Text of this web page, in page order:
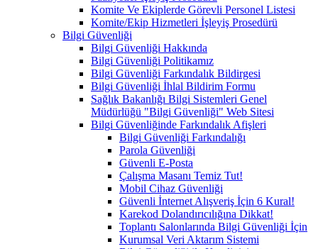
Komite Ve Ekiplerde Görevli Personel Listesi
Komite/Ekip Hizmetleri İşleyiş Prosedürü
Bilgi Güvenliği
Bilgi Güvenliği Hakkında
Bilgi Güvenliği Politikamız
Bilgi Güvenliği Farkındalık Bildirgesi
Bilgi Güvenliği İhlal Bildirim Formu
Sağlık Bakanlığı Bilgi Sistemleri Genel
Müdürlüğü "Bilgi Güvenliği" Web Sitesi
Bilgi Güvenliğinde Farkındalık Afişleri
Bilgi Güvenliği Farkındalığı
Parola Güvenliği
Güvenli E-Posta
Çalışma Masanı Temiz Tut!
Mobil Cihaz Güvenliği
Güvenli İnternet Alışveriş İçin 6 Kural!
Karekod Dolandırıcılığına Dikkat!
Toplantı Salonlarında Bilgi Güvenliği İçin
Kurumsal Veri Aktarım Sistemi